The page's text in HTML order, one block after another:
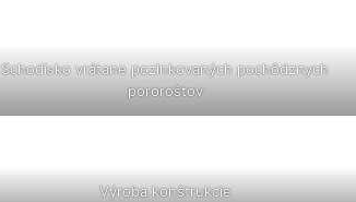
Schodisko vrátane pozinkovaných pochôdznych
pororoštov
Výroba konštrukcie